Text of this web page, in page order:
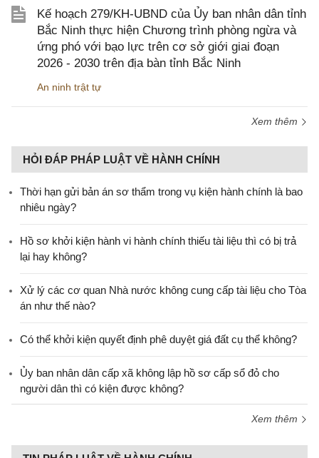
Kế hoạch 279/KH-UBND của Ủy ban nhân dân tỉnh
Bắc Ninh thực hiện Chương trình phòng ngừa và
ứng phó với bạo lực trên cơ sở giới giai đoạn
2026 - 2030 trên địa bàn tỉnh Bắc Ninh
An ninh trật tự
Xem thêm
HỎI ĐÁP PHÁP LUẬT VỀ HÀNH CHÍNH
Thời hạn gửi bản án sơ thẩm trong vụ kiện hành chính là bao
nhiêu ngày?
Hồ sơ khởi kiện hành vi hành chính thiếu tài liệu thì có bị trả
lại hay không?
Xử lý các cơ quan Nhà nước không cung cấp tài liệu cho Tòa
án như thế nào?
Có thể khởi kiện quyết định phê duyệt giá đất cụ thể không?
Ủy ban nhân dân cấp xã không lập hồ sơ cấp sổ đỏ cho
người dân thì có kiện được không?
Xem thêm